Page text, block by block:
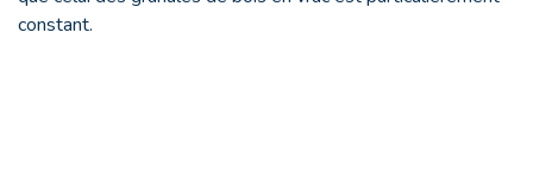
constant.